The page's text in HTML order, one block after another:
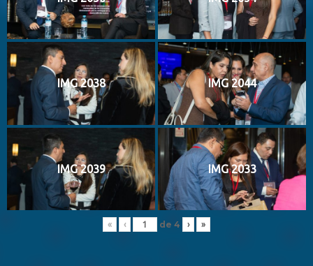
IMG 2038 IMG 2044
IMG 2039 IMG 2033
« ‹ de 4 › »